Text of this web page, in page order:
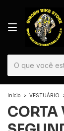
Início > VESTUÁRIO
CORTA